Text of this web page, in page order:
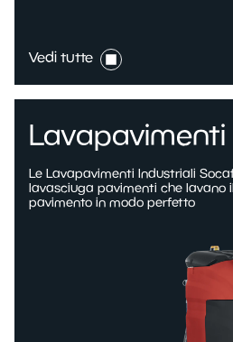
Vedi tutte
Lavapavimenti
Le Lavapavimenti Industriali
lavasciuga pavimenti che lavano il
pavimento in modo perfetto